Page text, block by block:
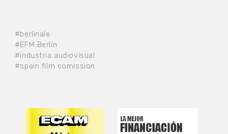
#berlinale
#EFM Berlín
#industria audiovisual
#spain film comission